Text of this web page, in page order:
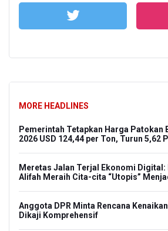
MORE HEADLINES
Pemerintah Tetapkan Harga Patokan
2026 USD 124,44 per Ton, Turun 5,62
Meretas Jalan Terjal Ekonomi Digital:
Alifah Meraih Cita-cita “Utopis”
Anggota DPR Minta Rencana
Dikaji Komprehensif